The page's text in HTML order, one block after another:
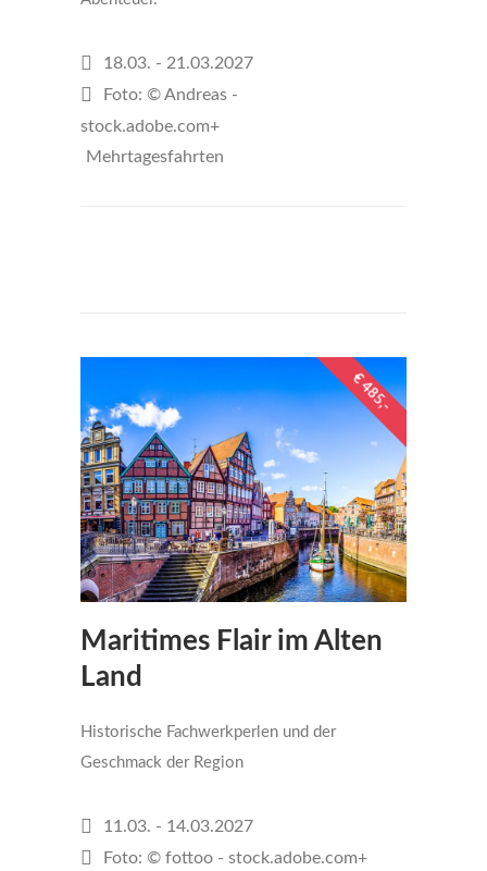
18.03. - 21.03.2027
Foto: © Andreas -
stock.adobe.com+
Mehrtagesfahrten
€ 485,-
Maritimes Flair im Alten
Land
Historische Fachwerkperlen und der
Geschmack der Region
11.03. - 14.03.2027
Foto: © fottoo - stock.adobe.com+